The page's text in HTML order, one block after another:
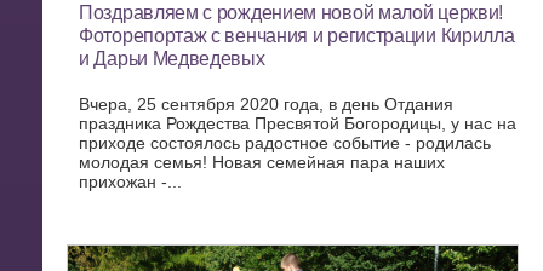
Поздравляем с рождением новой малой церкви!
Фоторепортаж с венчания и регистрации Кирилла
и Дарьи Медведевых
Вчера, 25 сентября 2020 года, в день Отдания
праздника Рождества Пресвятой Богородицы, у нас на
приходе состоялось радостное событие - родилась
молодая семья! Новая семейная пара наших
прихожан -...